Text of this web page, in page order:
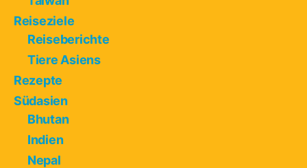
Reiseziele
Reiseberichte
Tiere Asiens
Rezepte
Südasien
Bhutan
Indien
Nepal